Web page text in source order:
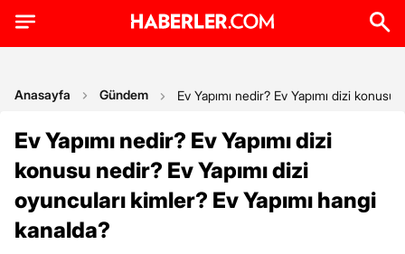
Anasayfa Gündem Ev Yapımı nedir? Ev Yapımı dizi
Ev Yapımı nedir? Ev Yapımı dizi
konusu nedir? Ev Yapımı dizi
oyuncuları kimler? Ev Yapımı hangi
kanalda?